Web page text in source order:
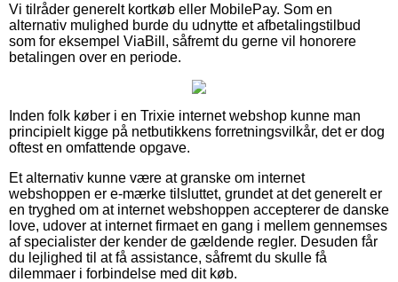
Vi tilråder generelt kortkøb eller MobilePay. Som en
alternativ mulighed burde du udnytte et afbetalingstilbud
som for eksempel ViaBill, såfremt du gerne vil honorere
betalingen over en periode.
Inden folk køber i en Trixie internet webshop kunne man
principielt kigge på netbutikkens forretningsvilkår, det er dog
oftest en omfattende opgave.
Et alternativ kunne være at granske om internet
webshoppen er e-mærke tilsluttet, grundet at det generelt er
en tryghed om at internet webshoppen accepterer de danske
love, udover at internet firmaet en gang i mellem gennemses
af specialister der kender de gældende regler. Desuden får
du lejlighed til at få assistance, såfremt du skulle få
dilemmaer i forbindelse med dit køb.